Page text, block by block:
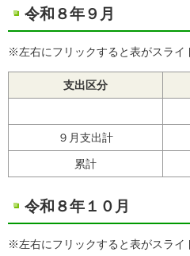
令和８年９月
※左右にフリックすると表がスライ
支出区分
９月支出計
累計
令和８年１０月
※左右にフリックすると表がスライ